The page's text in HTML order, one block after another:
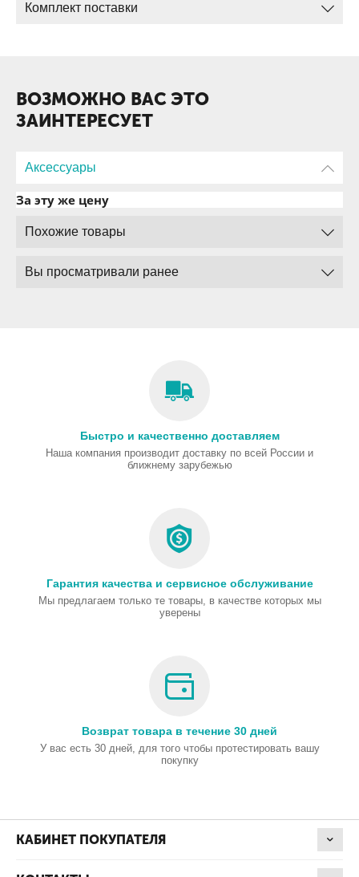
Комплект поставки
ВОЗМОЖНО ВАС ЭТО
ЗАИНТЕРЕСУЕТ
Аксессуары
За эту же цену
Похожие товары
Вы просматривали ранее
Быстро и качественно доставляем
Наша компания производит доставку по всей России и
ближнему зарубежью
Гарантия качества и сервисное обслуживание
Мы предлагаем только те товары, в качестве которых мы
уверены
Возврат товара в течение 30 дней
У вас есть 30 дней, для того чтобы протестировать вашу
покупку
КАБИНЕТ ПОКУПАТЕЛЯ